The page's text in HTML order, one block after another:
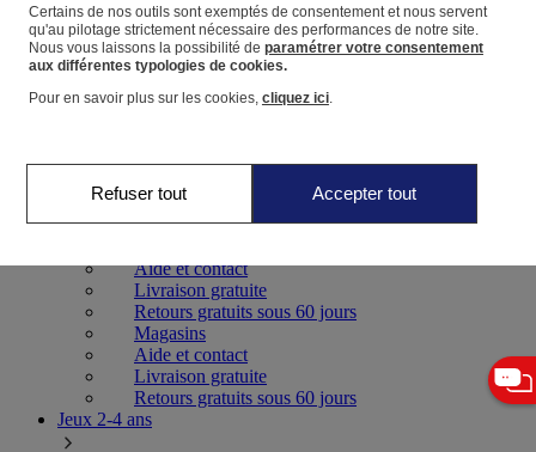
Aide et contact
Livraison gratuite
Retours gratuits sous 60 jours
Magasins
Aide et contact
Livraison gratuite
Retours gratuits sous 60 jours
Jeux 2-4 ans
Certains de nos outils sont exemptés de consentement et nous servent
qu'au pilotage strictement nécessaire des performances de notre site.
Nous vous laissons la possibilité de paramétrer votre consentement
aux différentes typologies de cookies.
Pour en savoir plus sur les cookies, cliquez ici.
Refuser tout Accepter tout